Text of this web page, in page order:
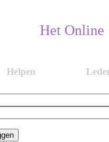
Het Online
Helpen